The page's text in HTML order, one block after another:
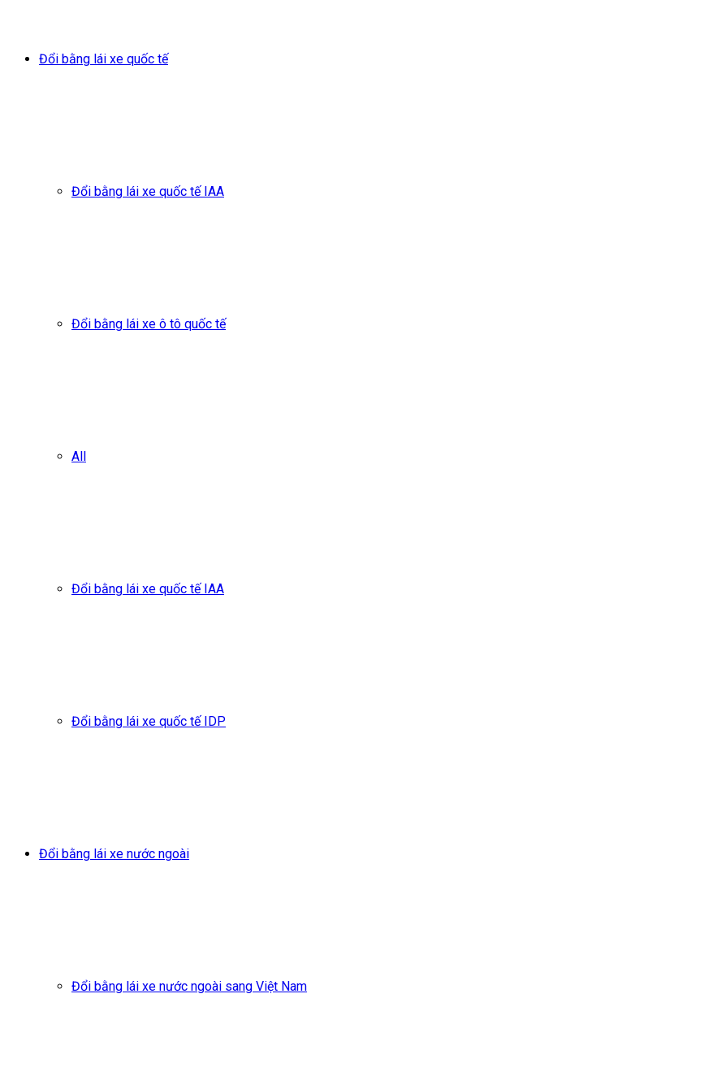
Đổi bằng lái xe quốc tế
Đổi bằng lái xe quốc tế IAA
Đổi bằng lái xe ô tô quốc tế
All
Đổi bằng lái xe quốc tế IAA
Đổi bằng lái xe quốc tế IDP
Đổi bằng lái xe nước ngoài
Đổi bằng lái xe nước ngoài sang Việt Nam